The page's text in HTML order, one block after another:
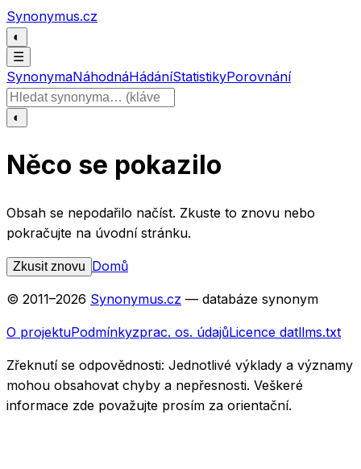
Přeskočit na obsah
Synonymus.cz
◐
☰
SynonymaNáhodnáHádáníStatistikyPorovnání
Hledat slovo
◐
Něco se pokazilo
Obsah se nepodařilo načíst. Zkuste to znovu nebo
pokračujte na úvodní stránku.
Zkusit znovu Domů
© 2011–2026 Synonymus.cz — databáze synonym
O projektuPodmínkyzprac. os. údajůLicence datllms.txt
Zřeknutí se odpovědnosti: Jednotlivé výklady a významy
mohou obsahovat chyby a nepřesnosti. Veškeré
informace zde považujte prosím za orientační.